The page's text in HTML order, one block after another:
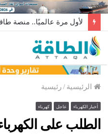
الرئيسية /رئيسية
أخبار الكهرباء عاجل كهرباء
الطلب على